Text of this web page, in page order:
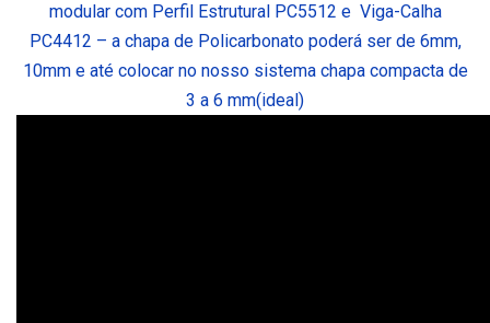
modular com Perfil Estrutural PC5512 e Viga-Calha
PC4412 – a chapa de Policarbonato poderá ser de 6mm,
10mm e até colocar no nosso sistema chapa compacta de
3 a 6 mm(ideal)